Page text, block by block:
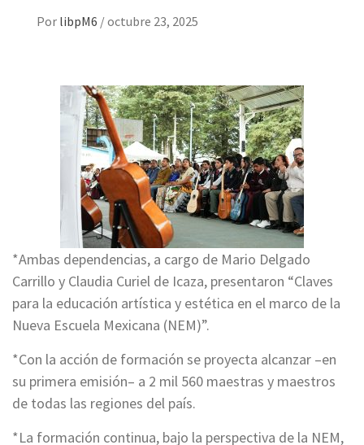
Por libpM6 /octubre 23, 2025
*Ambas dependencias, a cargo de Mario Delgado
Carrillo y Claudia Curiel de Icaza, presentaron “Claves
para la educación artística y estética en el marco de la
Nueva Escuela Mexicana (NEM)”.
*Con la acción de formación se proyecta alcanzar –en
su primera emisión– a 2 mil 560 maestras y maestros
de todas las regiones del país.
*La formación continua, bajo la perspectiva de la NEM,